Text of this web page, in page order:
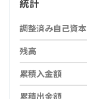
統計
調整済み自己資本
残高
累積入金額
累積出金額